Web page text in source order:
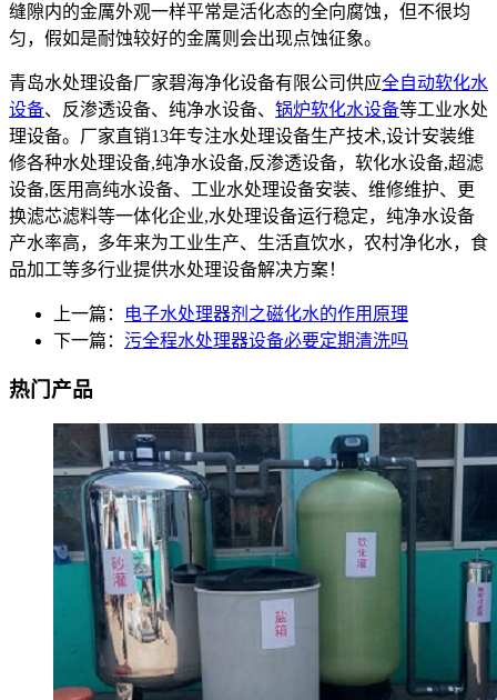
缝隙内的金厲外观一样平常是活化态的全向腐蚀，但不很均
匀，假如是耐蚀较好的金厲则会出现点蚀征象。
青岛水处理设备厂家碧海净化设备有限公司供应全自动软化水
设备、反渗透设备、纯净水设备、 锅炉软化水设备等工业水处
理设备。厂家直销13年专注水处理设备生产技术,设计安装维
修各种水处理设备,纯净水设备,反渗透设备，软化水设备,超滤
设备,医用高纯水设备、工业水处理设备安装、维修维护、更
换滤芯滤料等一体化企业,水处理设备运行稳定，纯净水设备
产水率高，多年来为工业生产、生活直饮水，农村净化水，食
品加工等多行业提供水处理设备解决方案！
上一篇：
电子水处理器剂之磁化水的作用原理
下一篇： 污全程水处理器设备必要定期清洗吗
热门产品